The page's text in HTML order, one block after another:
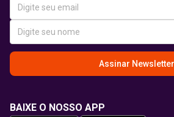
Assinar Newsletter
BAIXE O NOSSO APP